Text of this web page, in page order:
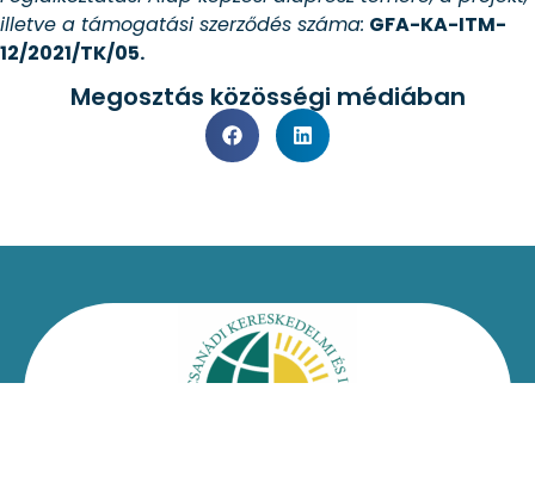
illetve a támogatási szerződés száma: GFA-KA-ITM-
12/2021/TK/05.
Megosztás közösségi médiában